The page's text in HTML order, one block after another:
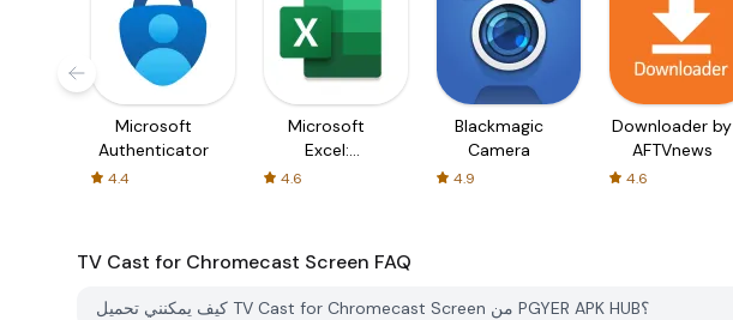
Microsoft
Authenticator
4.4
Microsoft
Excel:
Spreadsheets
4.6
Blackmagic
Camera
4.9
Downloader by
AFTVnews
4.6
TV Cast for Chromecast Screen FAQ
كيف يمكنني تحميل TV Cast for Chromecast Screen من PGYER APK HUB؟